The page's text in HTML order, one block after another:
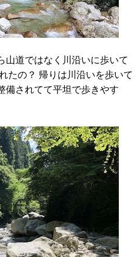
山道ではなく川沿いに歩いて
たの？ 帰りは川沿いを歩いて
備されてて平坦で歩きやす